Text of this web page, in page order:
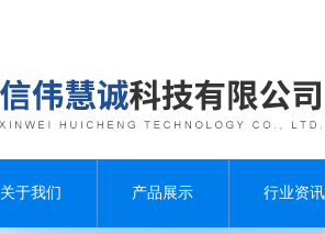
关于我们 产品展示 行业资讯